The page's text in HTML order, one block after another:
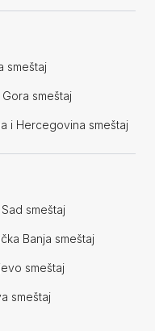
smeštaj
Gora smeštaj
i Hercegovina smeštaj
smeštaj
Banja smeštaj
smeštaj
smeštaj